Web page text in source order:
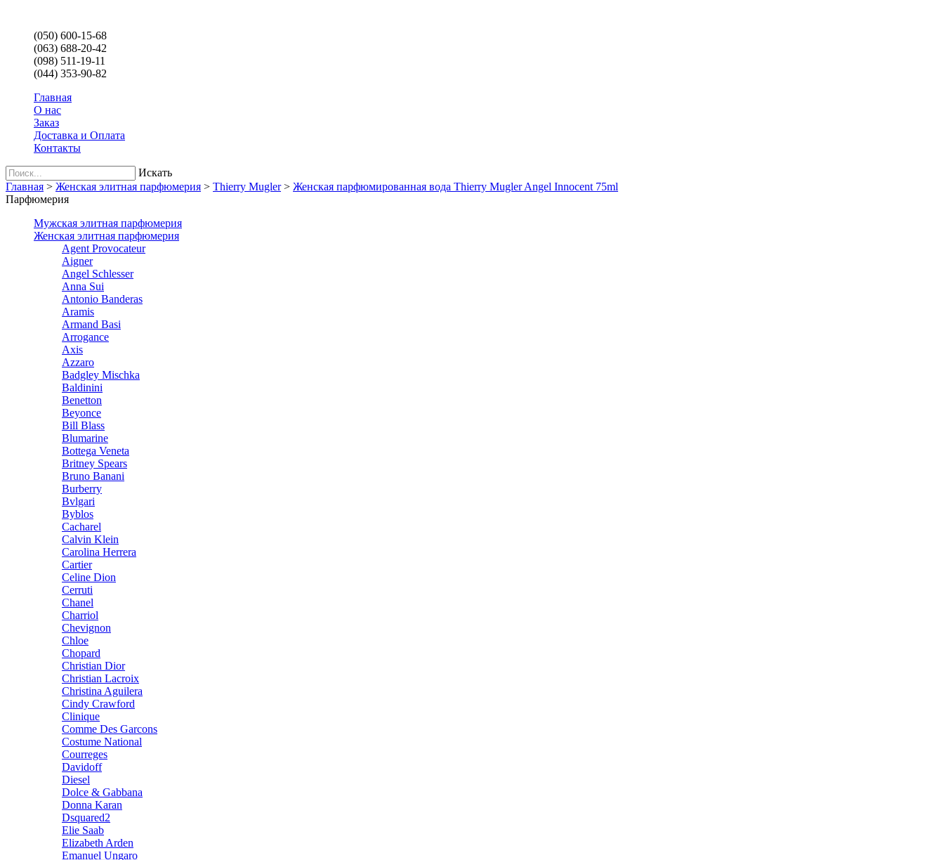
(050) 600-15-68
(063) 688-20-42
(098) 511-19-11
(044) 353-90-82
Главная
О нас
Заказ
Доставка и Оплата
Контакты
Искать
Главная > Женская элитная парфюмерия > Thierry Mugler> Женская парфюмированная вода Thierry Mugler Angel Innocent 75ml
Парфюмерия
Мужская элитная парфюмерия
Женская элитная парфюмерия
Agent Provocateur
Aigner
Angel Schlesser
Anna Sui
Antonio Banderas
Aramis
Armand Basi
Arrogance
Axis
Azzaro
Badgley Mischka
Baldinini
Benetton
Beyonce
Bill Blass
Blumarine
Bottega Veneta
Britney Spears
Bruno Banani
Burberry
Bvlgari
Byblos
Cacharel
Calvin Klein
Carolina Herrera
Cartier
Celine Dion
Cerruti
Chanel
Charriol
Chevignon
Chloe
Chopard
Christian Dior
Christian Lacroix
Christina Aguilera
Cindy Crawford
Clinique
Comme Des Garcons
Costume National
Courreges
Davidoff
Diesel
Dolce & Gabbana
Donna Karan
Dsquared2
Elie Saab
Elizabeth Arden
Emanuel Ungaro